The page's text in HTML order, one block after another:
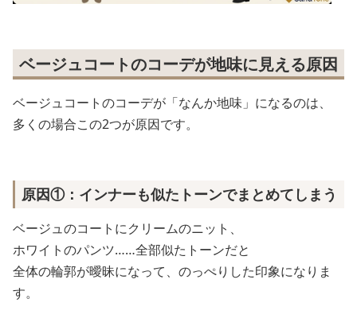
ベージュコートのコーデが地味に見える原因
ベージュコートのコーデが「なんか地味」になるのは、
多くの場合この2つが原因です。
原因①：インナーも似たトーンでまとめてしまう
ベージュのコートにクリームのニット、
ホワイトのパンツ……全部似たトーンだと
全体の輪郭が曖昧になって、のっぺりした印象になりま
す。